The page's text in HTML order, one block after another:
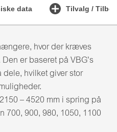
data Tilvalg /
hvor der kræves
er baseret på VBG's
dele, hvilket giver stor
– 4520 mm i spring på
700, 900, 980, 1050, 1100